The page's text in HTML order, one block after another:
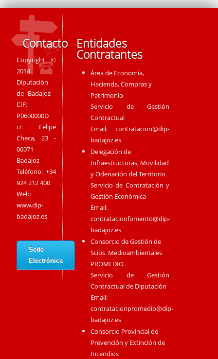
Contacto
Copyright ©
2014
Diputación
de Badajoz -
CIF:
P0600000D
c/ Felipe
Checa, 23 -
06071
Badajoz
Teléfono: +34
924 212 400
Web:
www.dip-
badajoz.es
Sede
Electrónica
Entidades
Contratantes
Área de Economía,
Hacienda, Compras y
Patrimonio
Servicio de Gestión
Contractual
Email:contratacion@dip-
badajoz.es
Delegación de
Infraestructuras, Movilidad
y Odenación del Territorio
Servicio de Contratación y
Gestión Económica
Email:
contratacionfomento@dip-
badajoz.es
Consorcio de Gestión de
Scios. Medioambientales
PROMEDIO
Servicio de Gestión
Contractual de Diputación
Email:
contratacionpromedio@dip-
badajoz.es
Consorcio Provincial de
Prevención y Extinción de
Incendios